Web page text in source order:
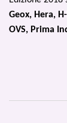
Geox, Hera,
OVS, Prima